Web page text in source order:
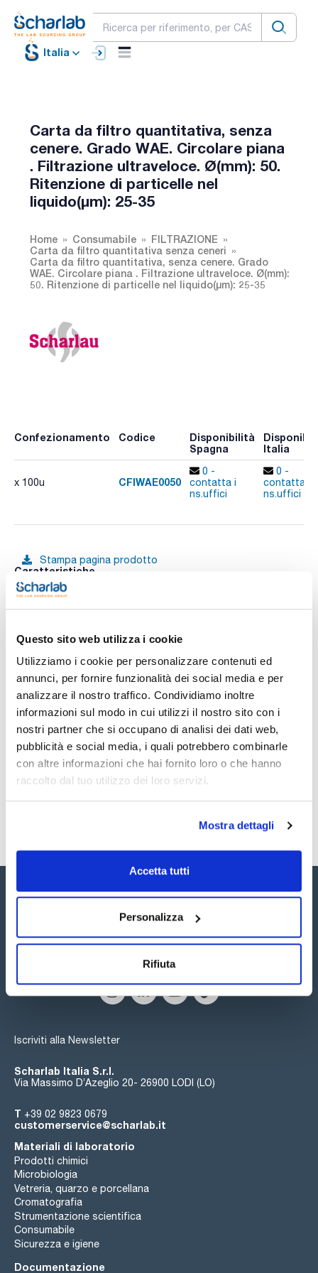
Questo sito web utilizza i cookie
Utilizziamo i cookie per personalizzare contenuti ed
annunci, per fornire funzionalità dei social media e per
analizzare il nostro traffico. Condividiamo inoltre
informazioni sul modo in cui utilizzi il nostro sito con i
nostri partner che si occupano di analisi dei dati web,
pubblicità e social media, i quali potrebbero combinarle
con altre informazioni che hai fornito loro o che hanno
raccolto dal tuo utilizzo dei loro servizi.
Mostra dettagli
Accetta tutti
Personalizza
Rifiuta
Italia
Carta da filtro quantitativa, senza
cenere. Grado WAE. Circolare piana
. Filtrazione ultraveloce. Ø(mm): 50.
Ritenzione di particelle nel
liquido(µm): 25-35
Home Consumabile
FILTRAZIONE
Carta da filtro quantitativa senza ceneri
Carta da filtro quantitativa, senza cenere. Grado
WAE. Circolare piana . Filtrazione ultraveloce. Ø(mm):
50. Ritenzione di particelle nel liquido(µm): 25-35
Confezionamento Codice
Disponibilità
Spagna
Italia
x 100u CFIWAE0050
0 -
contatta i
ns.uffici
0 -
contatta i
ns.uffici
Stampa pagina prodotto
Caratteristiche
Diametro (mm) : 50
Assorbimento tipico (μm) : 25-35
Fogli di carta da filtro per analisi quantitative e gravimetriche.
di ceneri inferiore allo 0,01%.
Documentazione tecnica
Registrati per i download
Registrati per i download
SDS / Scheda di
Sicurezza
Seguici:
Iscriviti alla Newsletter
Scharlab Italia S.r.l.
Via Massimo D’Azeglio 20- 26900 LODI (LO)
T +39 02 9823 0679
customerservice@scharlab.it
Materiali di laboratorio
Prodotti chimici
Microbiologia
Vetreria, quarzo e porcellana
Cromatografia
Strumentazione scientifica
Consumabile
Sicurezza e igiene
Documentazione